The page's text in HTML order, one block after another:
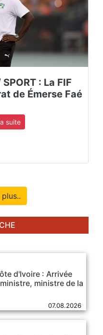
: La FIF
de Émerse Faé
suite
d'Ivoire : Arrivée
ministre de la
07.08.2026